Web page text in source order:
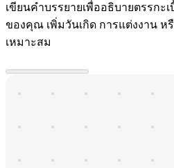
เขียนคำบรรยายเพื่ออธิบายตรรกะ
ของคุณ เพิ่มวันเกิด การแต่งงาน
เหมาะสม